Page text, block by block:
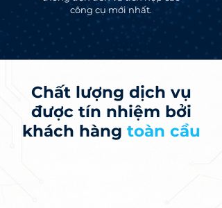
công cụ mới nhất.
Chất lượng dịch vụ
được tín nhiệm bởi
khách hàng toàn cầu